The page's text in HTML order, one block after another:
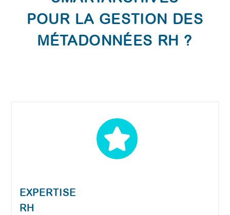
POUR LA GESTION DES
MÉTADONNÉES RH ?


EXPERTISE
RH